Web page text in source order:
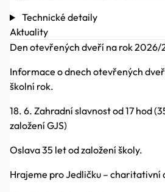
Technické detaily
Aktuality
Den otevřených dveří na rok 2026/
Informace o dnech otevřených
školní rok.
18. 6. Zahradní slavnost od 17 hod
založení GJS)
Oslava 35 let od založení školy.
Hrajeme pro Jedličku – charitativní